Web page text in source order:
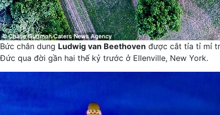
Bức chân dung Ludwig van Beethoven được cắt tỉa tỉ mỉ
Đức qua đời gần hai thế kỷ trước ở Ellenville, New York.